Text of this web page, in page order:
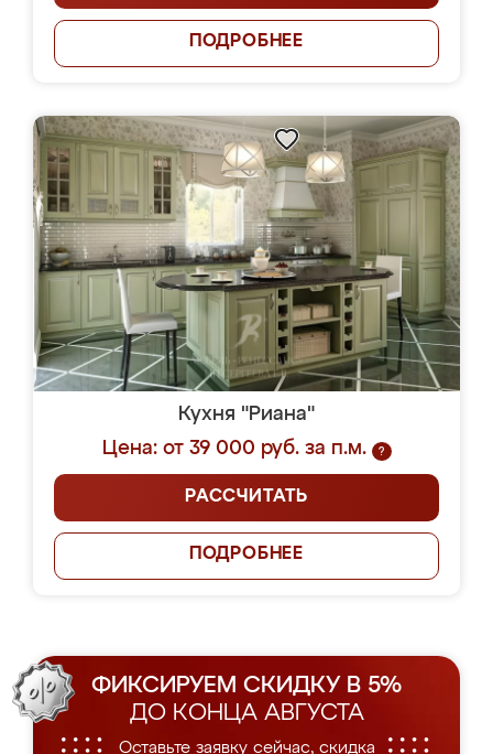
ПОДРОБНЕЕ
Кухня "Риана"
Цена: от 39 000 руб. за п.м.
?
РАССЧИТАТЬ
ПОДРОБНЕЕ
ФИКСИРУЕМ СКИДКУ В 5%
ДО КОНЦА АВГУСТА
Оставьте заявку сейчас, скидка